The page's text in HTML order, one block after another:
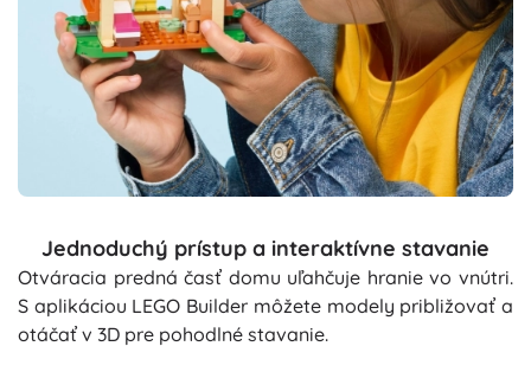
Jednoduchý prístup a interaktívne stavanie
Otváracia predná časť domu uľahčuje hranie vo vnútri.
S aplikáciou LEGO Builder môžete modely približovať a
otáčať v 3D pre pohodlné stavanie.